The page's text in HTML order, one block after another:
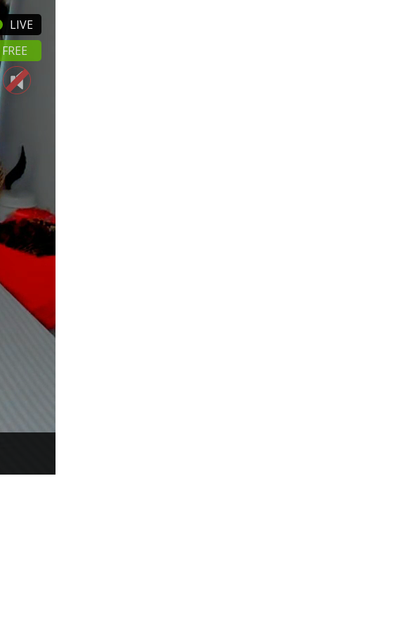
LIVE
FREE